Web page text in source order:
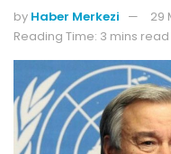
by Haber Merkezi
29
Reading Time: 3 mins read